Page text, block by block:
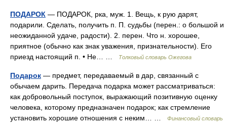
ПОДАРОК — ПОДАРОК, рка, муж. 1. Вещь, к рую дарят,
подарили. Сделать, получить п. П. судьбы (перен.: о большой и
неожиданной удаче, радости). 2. перен. Что н. хорошее,
приятное (обычно как знак уважения, признательности). Его
приезд настоящий п. • Не… …
Толковый словарь Ожегова
Подарок — предмет, передаваемый в дар, связанный с
обычаем дарить. Передача подарка может рассматриваться:
как добровольный поступок, выражающий позитивную оценку
человека, которому предназначен подарок; как стремление
установить хорошие отношения с неким… …
Финансовый словарь